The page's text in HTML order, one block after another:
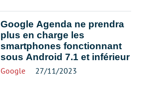
Google Agenda ne prendra
plus en charge les
smartphones fonctionnant
sous Android 7.1 et inférieur
Google 27/11/2023